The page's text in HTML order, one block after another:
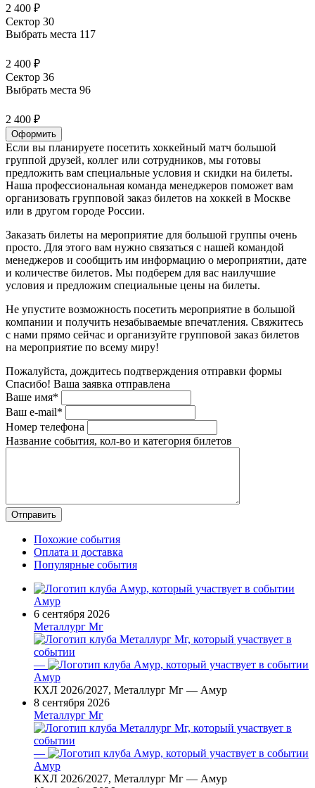
2 400 ₽
Сектор 30
Выбрать места 117
2 400 ₽
Сектор 36
Выбрать места 96
2 400 ₽
Оформить
Если вы планируете посетить хоккейный матч большой
группой друзей, коллег или сотрудников, мы готовы
предложить вам специальные условия и скидки на билеты.
Наша профессиональная команда менеджеров поможет вам
организовать групповой заказ билетов на хоккей в Москве
или в другом городе России.
Заказать билеты на мероприятие для большой группы очень
просто. Для этого вам нужно связаться с нашей командой
менеджеров и сообщить им информацию о мероприятии, дате
и количестве билетов. Мы подберем для вас наилучшие
условия и предложим специальные цены на билеты.
Не упустите возможность посетить мероприятие в большой
компании и получить незабываемые впечатления. Свяжитесь
с нами прямо сейчас и организуйте групповой заказ билетов
на мероприятие по всему миру!
Пожалуйста, дождитесь подтверждения отправки формы
Спасибо! Ваша заявка отправлена
Ваше имя*
Ваш e-mail*
Номер телефона
Название события, кол-во и категория билетов
Похожие события
Оплата и доставка
Популярные события
Амур
6 сентября 2026
Металлург Мг
—
Амур
КХЛ 2026/2027, Металлург Мг — Амур
8 сентября 2026
Металлург Мг
—
Амур
КХЛ 2026/2027, Металлург Мг — Амур